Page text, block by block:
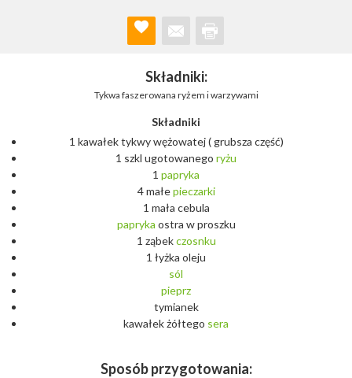
Składniki:
Tykwa faszerowana ryżem i warzywami
Składniki
1 kawałek tykwy wężowatej ( grubsza część)
1 szkl ugotowanego ryżu
1 papryka
4 małepieczarki
1 mała cebula
papryka ostra w proszku
1 ząbekczosnku
1 łyżka oleju
sól
pieprz
tymianek
kawałek żółtego sera
Sposób przygotowania: